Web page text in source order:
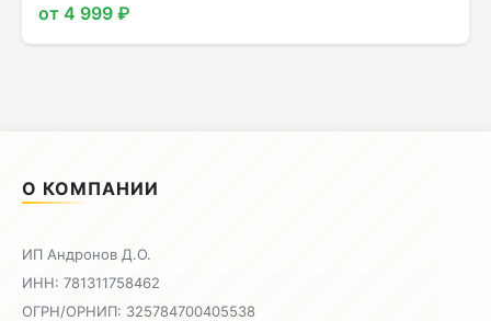
от 4 999 ₽
О КОМПАНИИ
ИП Андронов Д.О.
ИНН: 781311758462
ОГРН/ОРНИП: 325784700405538